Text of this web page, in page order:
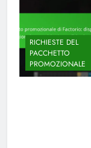
RICHIESTE DEL
PACCHETTO
PROMOZIONALE